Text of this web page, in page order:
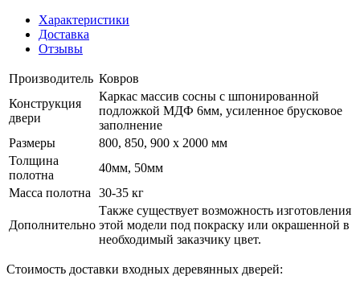
Характеристики
Доставка
Отзывы
Производитель Ковров
Конструкция
двери
Каркас массив сосны с шпонированной
подложкой МДФ 6мм, усиленное брусковое
заполнение
Размеры
800, 850, 900 x 2000 мм
Толщина
полотна
40мм, 50мм
Масса полотна
30-35 кг
Дополнительно
Также существует возможность изготовления
этой модели под покраску или окрашенной в
необходимый заказчику цвет.
Стоимость доставки входных деревянных дверей: